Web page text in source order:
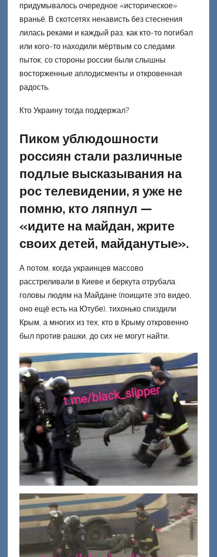
придумывалось очередное «историческое»
враньё. В скотсетях ненависть без стеснения
лилась реками и каждый раз, как кто-то погибал
или кого-то находили мёртвым со следами
пыток, со стороны россии были слышны
восторженные аплодисменты и откровенная
радость.
Кто Украину тогда поддержал?
Пиком ублюдошности
россиян стали различные
подлые высказывания на
рос телевидении, я уже не
помню, кто ляпнул —
«идите на майдан, жрите
своих детей, майданутые».
А потом, когда украинцев массово
расстреливали в Киеве и беркута отрубала
головы людям на Майдане (поищите это видео,
оно ещё есть на Ютубе), тихонько спиздили
Крым, а многих из тех, кто в Крыму откровенно
был против рашки, до сих не могут найти.